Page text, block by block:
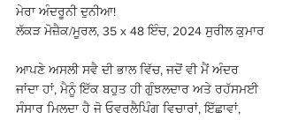
ਮੇਰਾ ਅੰਦਰੂਨੀ ਦੁਨੀਆ!
ਲੱਕੜ ਮੋਜ਼ੈਕ/ਮੂਰਲ, 35 x 48 ਇੰਚ, 2024 ਸੁਰੀਲ ਕੁਮਾਰ
ਆਪਣੇ ਅਸਲੀ ਸਵੈ ਦੀ ਭਾਲ ਵਿੱਚ, ਜਦੋਂ ਵੀ ਮੈਂ ਅੰਦਰ
ਜਾਂਦਾ ਹਾਂ, ਮੈਨੂੰ ਇੱਕ ਬਹੁਤ ਹੀ ਗੁੰਝਲਦਾਰ ਅਤੇ ਰਹੱਸਮਈ
ਸੰਸਾਰ ਮਿਲਦਾ ਹੈ ਜੋ ਓਵਰਲੈਪਿੰਗ ਵਿਚਾਰਾਂ, ਇੱਛਾਵਾਂ,